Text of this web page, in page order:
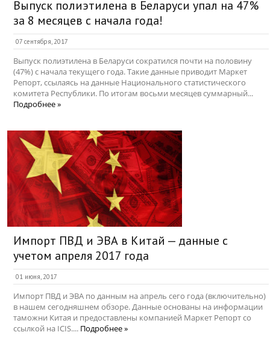
Выпуск полиэтилена в Беларуси упал на 47%
за 8 месяцев с начала года!
07 сентября, 2017
Выпуск полиэтилена в Беларуси сократился почти на половину
(47%) с начала текущего года. Такие данные приводит Маркет
Репорт, ссылаясь на данные Национального статистического
комитета Республики. По итогам восьми месяцев суммарный...
Подробнее »
Импорт ПВД и ЭВА в Китай — данные с
учетом апреля 2017 года
01 июня, 2017
Импорт ПВД и ЭВА по данным на апрель сего года (включительно)
в нашем сегодняшнем обзоре. Данные основаны на информации
таможни Китая и предоставлены компанией Маркет Репорт со
ссылкой на ICIS.... Подробнее »